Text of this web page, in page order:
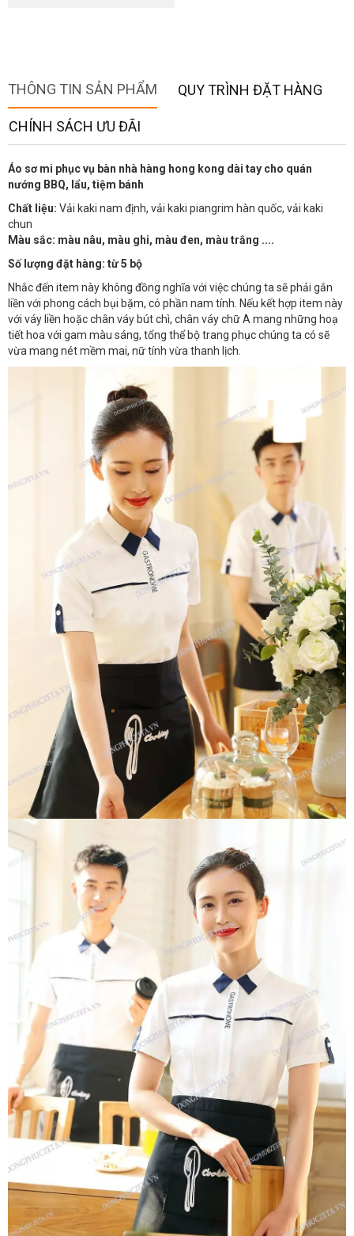
THÔNG TIN SẢN PHẨM QUY TRÌNH ĐẶT HÀNG
CHÍNH SÁCH ƯU ĐÃI
Áo sơ mi phục vụ bàn nhà hàng hong kong dài tay cho quán
nướng BBQ, lẩu, tiệm bánh
Chất liệu: Vải kaki nam định, vải kaki piangrim hàn quốc, vải kaki
chun
Màu sắc: màu nâu, màu ghi, màu đen, màu trắng ....
Số lượng đặt hàng: từ 5 bộ
Nhắc đến item này không đồng nghĩa với việc chúng ta sẽ phải gắn
liền với phong cách bụi bặm, có phần nam tính. Nếu kết hợp item này
với váy liền hoặc chân váy bút chì, chân váy chữ A mang những hoạ
tiết hoa với gam màu sáng, tổng thể bộ trang phục chúng ta có sẽ
vừa mang nét mềm mai, nữ tính vừa thanh lịch.